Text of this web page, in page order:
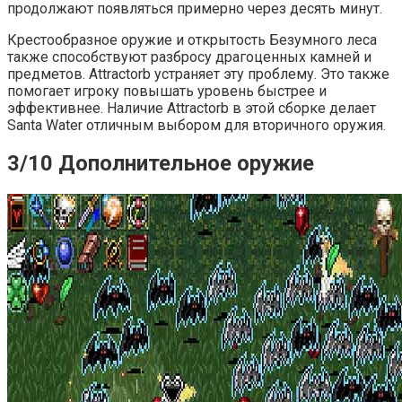
продолжают появляться примерно через десять минут.
Крестообразное оружие и открытость Безумного леса
также способствуют разбросу драгоценных камней и
предметов. Attractorb устраняет эту проблему. Это также
помогает игроку повышать уровень быстрее и
эффективнее. Наличие Attractorb в этой сборке делает
Santa Water отличным выбором для вторичного оружия.
3/10 Дополнительное оружие